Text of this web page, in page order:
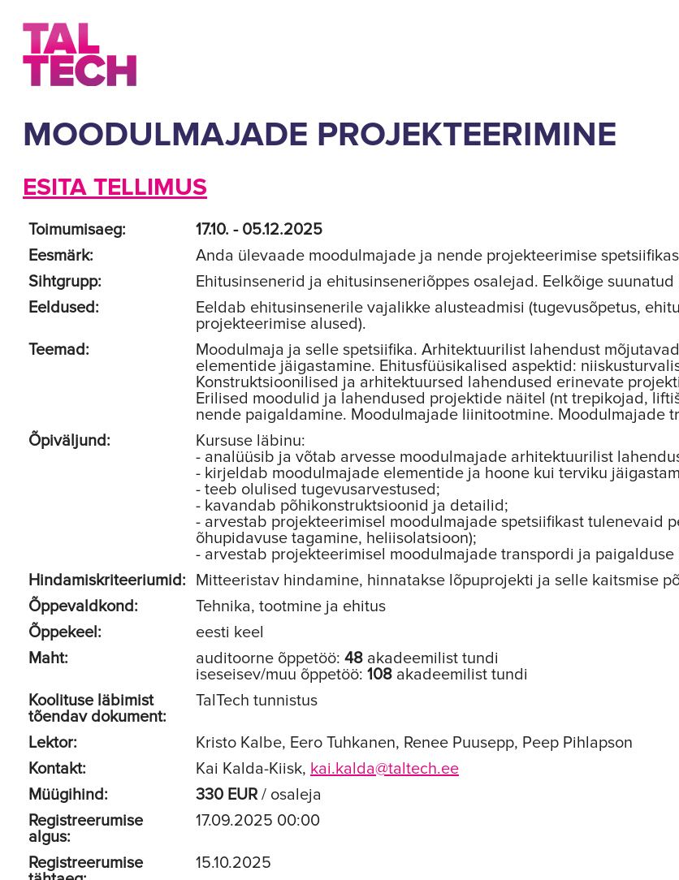
MOODULMAJADE PROJEKTEERIMINE
ESITA TELLIMUS
Toimumisaeg:
17.10. - 05.12.2025
Eesmärk:
Anda ülevaade moodulmajade ja nende projekteerimise
Sihtgrupp:
Ehitusinsenerid ja ehitusinseneriõppes osalejad. Eelkõige
Eeldused:
Eeldab ehitusinsenerile vajalikke alusteadmisi (tugevusõpetus,
projekteerimise alused).
Teemad:
Moodulmaja ja selle spetsiifika. Arhitektuurilist lahendust
elementide jäigastamine. Ehitusfüüsikalised aspektid:
Konstruktsioonilised ja arhitektuursed lahendused erinevate
Erilised moodulid ja lahendused projektide näitel (nt trepikojad,
nende paigaldamine. Moodulmajade liinitootmine. Moodulmajade
Õpiväljund:
Kursuse läbinu:
- analüüsib ja võtab arvesse moodulmajade arhitektuurilist
- kirjeldab moodulmajade elementide ja hoone kui terviku
- teeb olulised tugevusarvestused;
- kavandab põhikonstruktsioonid ja detailid;
- arvestab projekteerimisel moodulmajade spetsiifikast tulenevaid
õhupidavuse tagamine, heliisolatsioon);
- arvestab projekteerimisel moodulmajade transpordi ja
Hindamiskriteeriumid: Mitteeristav hindamine, hinnatakse lõpuprojekti ja selle kaitsmise
Õppevaldkond:
Tehnika, tootmine ja ehitus
Õppekeel:
eesti keel
Maht:
auditoorne õppetöö: 48 akadeemilist tundi
iseseisev/muu õppetöö: 108 akadeemilist tundi
Koolituse läbimist
tõendav dokument:
TalTech tunnistus
Lektor:
Kristo Kalbe, Eero Tuhkanen, Renee Puusepp, Peep Pihlapson
Kontakt:
Kai Kalda-Kiisk, kai.kalda@taltech.ee
Müügihind:
330 EUR/ osaleja
Registreerumise
algus:
17.09.2025 00:00
Registreerumise
15.10.2025